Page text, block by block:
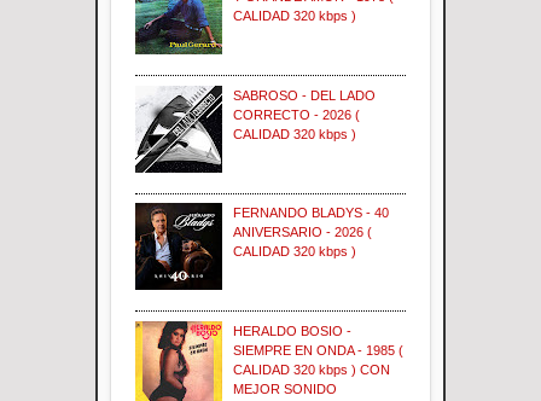
CALIDAD 320 kbps )
SABROSO - DEL LADO
CORRECTO - 2026 (
CALIDAD 320 kbps )
FERNANDO BLADYS - 40
ANIVERSARIO - 2026 (
CALIDAD 320 kbps )
HERALDO BOSIO -
SIEMPRE EN ONDA - 1985 (
CALIDAD 320 kbps ) CON
MEJOR SONIDO